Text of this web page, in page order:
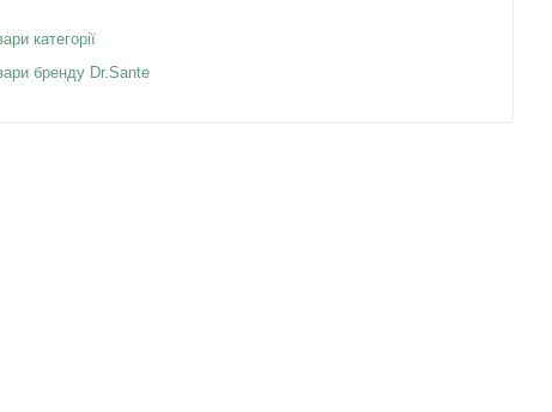
категорії
бренду Dr.Sante